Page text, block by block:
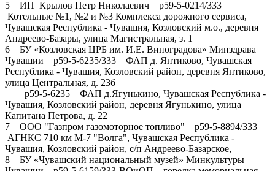
5 ИП Крылов Петр Николаевич р59-5-0214/333
Котельные №1, №2 и №3 Комплекса дорожного сервиса,
Чувашская Республика - Чувашия, Козловский м.о., деревня
Андреево-Базары, улица Магистральная, з. 1
6 БУ «Козловская ЦРБ им. И.Е. Виноградова» Минздрава
Чувашии р59-5-6235/333 ФАП д. Янтиково, Чувашская
Республика - Чувашия, Козловский район, деревня Янтиково,
улица Центральная, д. 23б
р59-5-6235 ФАП д.Ягунькино, Чувашская Республика -
Чувашия, Козловский район, деревня Ягунькино, улица
Капитана Петрова, д. 22
7 ООО "Газпром газомоторное топливо" р59-5-8894/333
АГНКС 710 км М-7 "Волга", Чувашская Республика -
Чувашия, Козловский район, с/п Андреево-Базарское,
8 БУ «Чувашский национальный музей» Минкультуры